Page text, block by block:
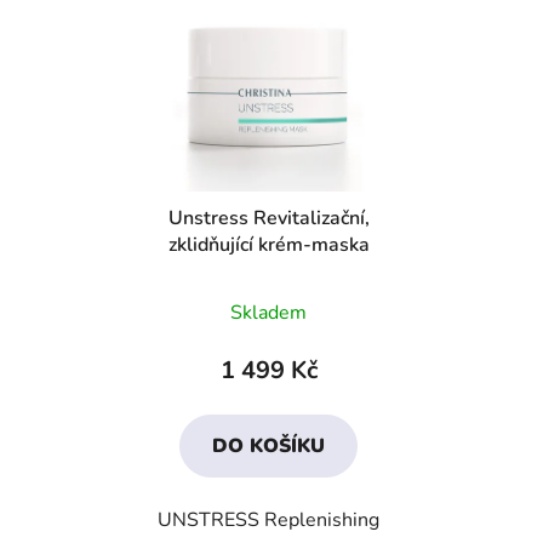
Unstress Revitalizační,
zklidňující krém-maska
hodnocení
produktu
4,3
z
hvězdiček.
Skladem
1 499 Kč
DO KOŠÍKU
UNSTRESS Replenishing